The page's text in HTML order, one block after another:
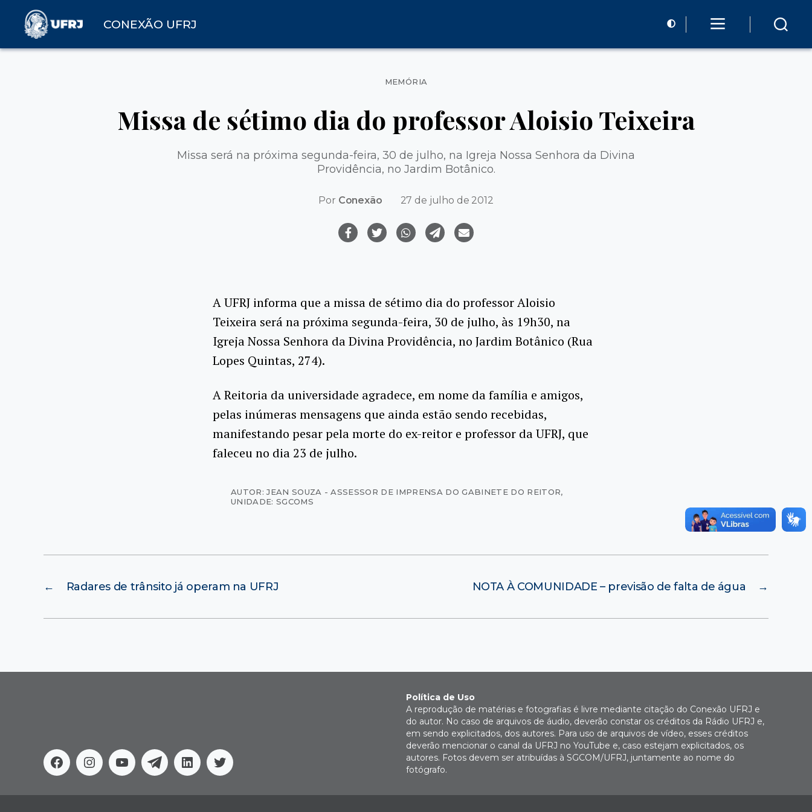
CONEXÃO UFRJ
Categorias
MEMÓRIA
Missa de sétimo dia do professor Aloisio Teixeira
Missa será na próxima segunda-feira, 30 de julho, na Igreja Nossa Senhora da Divina
Providência, no Jardim Botânico.
Por Conexão 27 de julho de 2012
A UFRJ informa que a missa de sétimo dia do professor Aloisio
Teixeira será na próxima segunda-feira, 30 de julho, às 19h30, na
Igreja Nossa Senhora da Divina Providência, no Jardim Botânico (Rua
Lopes Quintas, 274).
A Reitoria da universidade agradece, em nome da família e amigos,
pelas inúmeras mensagens que ainda estão sendo recebidas,
manifestando pesar pela morte do ex-reitor e professor da UFRJ, que
faleceu no dia 23 de julho.
AUTOR: JEAN SOUZA - ASSESSOR DE IMPRENSA DO GABINETE DO REITOR,
UNIDADE: SGCOMS
← Radares de trânsito já operam na UFRJ →
NOTA À COMUNIDADE – previsão de falta de água
FacebookInstagram
YoutubeTelegramLinkedinTwitter
Política de Uso
A reprodução de matérias e fotografias é livre mediante citação do Conexão UFRJ e
do autor. No caso de arquivos de áudio, deverão constar os créditos da Rádio UFRJ e,
em sendo explicitados, dos autores. Para uso de arquivos de vídeo, esses créditos
deverão mencionar o canal da UFRJ no YouTube e, caso estejam explicitados, os
autores. Fotos devem ser atribuídas à SGCOM/UFRJ, juntamente ao nome do
fotógrafo.